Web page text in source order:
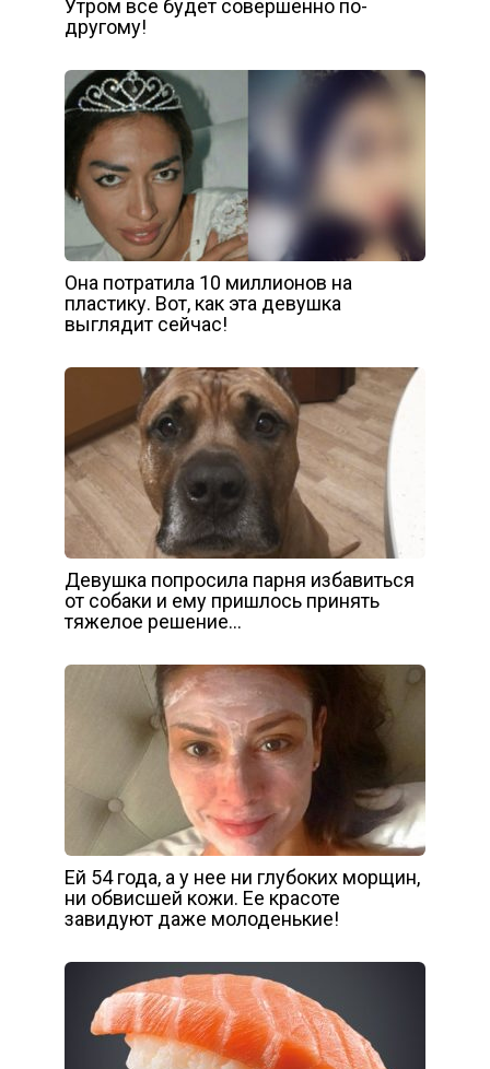
Утром все будет совершенно по-
другому!
Она потратила 10 миллионов на
пластику. Вот, как эта девушка
выглядит сейчас!
Девушка попросила парня избавиться
от собаки и ему пришлось принять
тяжелое решение…
Ей 54 года, а у нее ни глубоких морщин,
ни обвисшей кожи. Ее красоте
завидуют даже молоденькие!